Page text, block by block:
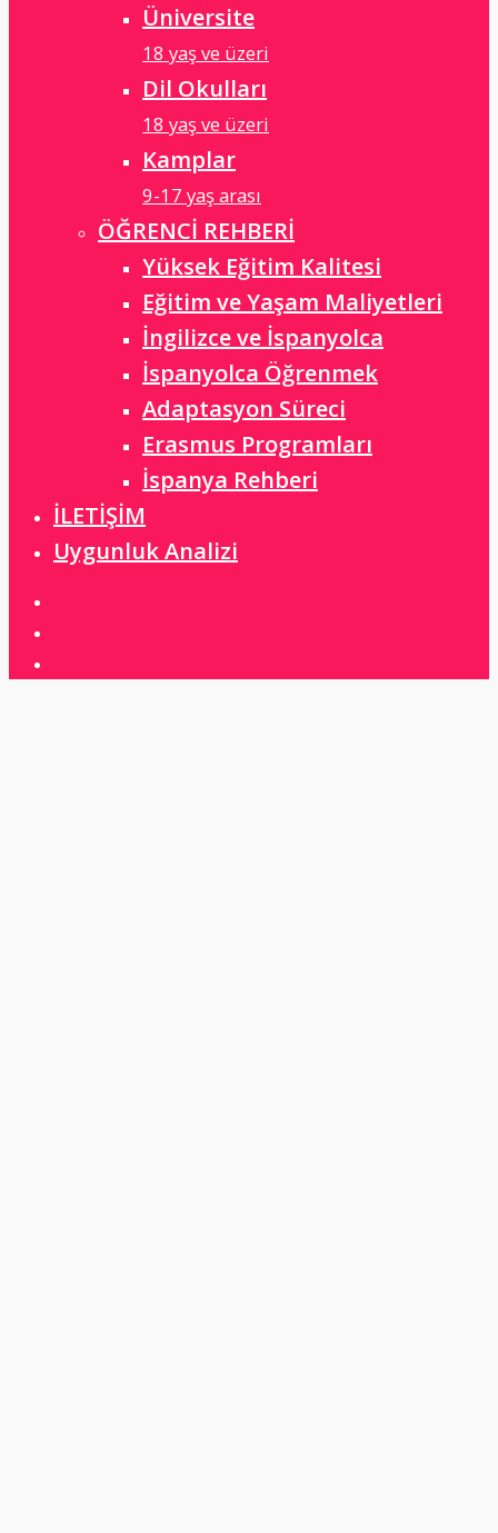
Üniversite
18 yaş ve üzeri
Dil Okulları
18 yaş ve üzeri
Kamplar
9-17 yaş arası
ÖĞRENCİ REHBERİ
Yüksek Eğitim Kalitesi
Eğitim ve Yaşam Maliyetleri
İngilizce ve İspanyolca
İspanyolca Öğrenmek
Adaptasyon Süreci
Erasmus Programları
İspanya Rehberi
İLETİŞİM
Uygunluk Analizi